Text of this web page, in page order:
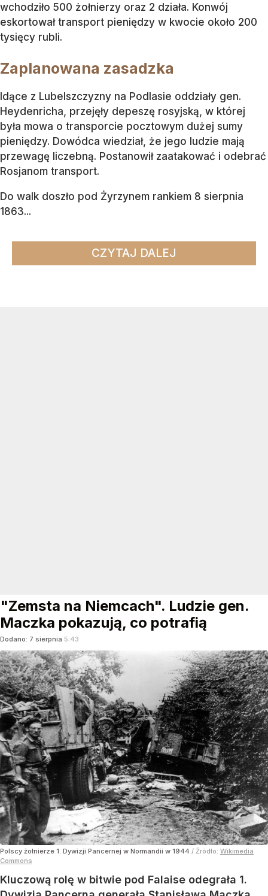
wchodziło 500 żołnierzy oraz 2 działa. Konwój
eskortował transport pieniędzy w kwocie około 200
tysięcy rubli.
Zaplanowana zasadzka
Idące z Lubelszczyzny na Podlasie oddziały gen.
Heydenricha, przejęły depeszę rosyjską, w której
była mowa o transporcie pocztowym dużej sumy
pieniędzy. Dowódca wiedział, że jego ludzie mają
przewagę liczebną. Postanowił zaatakować i odebrać
Rosjanom transport.
Do walk doszło pod Żyrzynem rankiem 8 sierpnia
1863...
CZYTAJ DALEJ
"Zemsta na Niemcach". Ludzie gen.
Maczka pokazują, co potrafią
Dodano: 7 sierpnia 5:43
Polscy żołnierze 1. Dywizji Pancernej w Normandii w 1944 / Źródło: Wikimedia
Commons
Kluczową rolę w bitwie pod Falaise odegrała 1.